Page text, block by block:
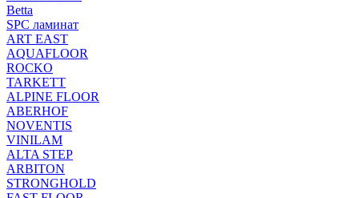
Betta
SPC ламинат
ART EAST
AQUAFLOOR
ROCKO
TARKETT
ALPINE FLOOR
ABERHOF
NOVENTIS
VINILAM
ALTA STEP
ARBITON
STRONGHOLD